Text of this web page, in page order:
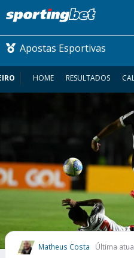
Apostas Esportivas
CONMEBOL
FUTEBOL
FUTEBOL
COMO APOSTAR
MAIS ESPORTES
HOME RESULTADOS
Matheus Costa Última